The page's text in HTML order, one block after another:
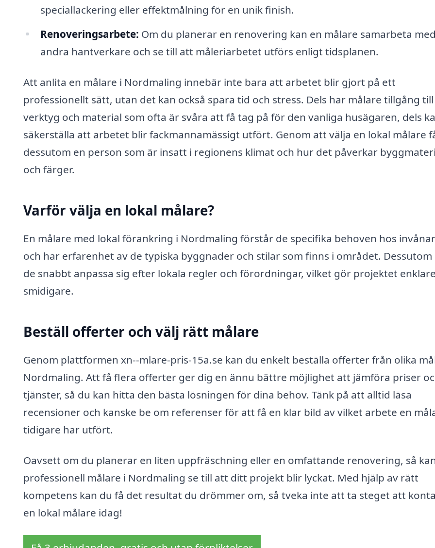
speciallackering eller effektmålning för en unik finish.
Renoveringsarbete: Om du planerar en renovering kan en målare samarbeta med
andra hantverkare och se till att måleriarbetet utförs enligt tidsplanen.
Att anlita en målare i Nordmaling innebär inte bara att arbetet blir gjort på ett
professionellt sätt, utan det kan också spara tid och stress. Dels har målare tillgång till
verktyg och material som ofta är svåra att få tag på för den vanliga husägaren, dels
säkerställa att arbetet blir fackmannamässigt utfört. Genom att välja en lokal målare
dessutom en person som är insatt i regionens klimat och hur det påverkar
och färger.
Varför välja en lokal målare?
En målare med lokal förankring i Nordmaling förstår de specifika behoven hos
och har erfarenhet av de typiska byggnader och stilar som finns i området. Dessutom
de snabbt anpassa sig efter lokala regler och förordningar, vilket gör projektet
smidigare.
Beställ offerter och välj rätt målare
Genom plattformen xn--mlare-pris-15a.se kan du enkelt beställa offerter från olika
Nordmaling. Att få flera offerter ger dig en ännu bättre möjlighet att jämföra priser
tjänster, så du kan hitta den bästa lösningen för dina behov. Tänk på att alltid läsa
recensioner och kanske be om referenser för att få en klar bild av vilket arbete en
tidigare har utfört.
Oavsett om du planerar en liten uppfräschning eller en omfattande renovering, så
professionell målare i Nordmaling se till att ditt projekt blir lyckat. Med hjälp av rätt
kompetens kan du få det resultat du drömmer om, så tveka inte att ta steget att
en lokal målare idag!